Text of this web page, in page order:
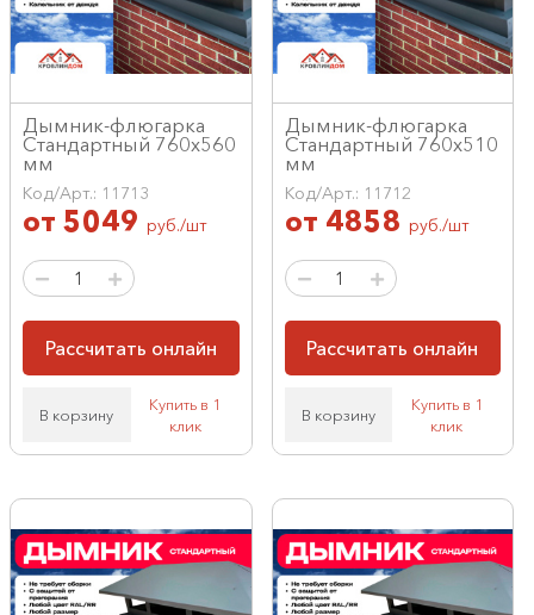
Дымник-флюгарка
Стандартный 760х560
мм
Код/Арт.: 11713
от 5049 руб./шт
Рассчитать онлайн
В корзину
Купить в 1
клик
Дымник-флюгарка
Стандартный 760х510
мм
Код/Арт.: 11712
от 4858 руб./шт
Рассчитать онлайн
В корзину
Купить в 1
клик